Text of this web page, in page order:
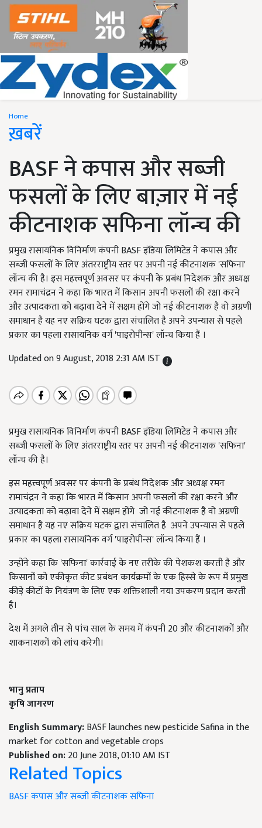
Home
ख़बरें
BASF ने कपास और सब्जी
फसलों के लिए बाज़ार में नई
कीटनाशक सफिना लॉन्च की
प्रमुख रासायनिक विनिर्माण कंपनी BASF इंडिया लिमिटेड ने कपास और
सब्जी फसलों के लिए अंतरराष्ट्रीय स्तर पर अपनी नई कीटनाशक 'सफिना'
लॉन्च की है। इस महत्त्वपूर्ण अवसर पर कंपनी के प्रबंध निदेशक और अध्यक्ष
रमन रामाचंद्रन ने कहा कि भारत में किसान अपनी फसलों की रक्षा करने
और उत्पादकता को बढ़ावा देने में सक्षम होंगे जो नई कीटनाशक है वो अग्रणी
समाधान है यह नए सक्रिय घटक द्वारा संचालित है अपने उपन्यास से पहले
प्रकार का पहला रासायनिक वर्ग 'पाइरोपीन्स' लॉन्च किया हैं ।
Updated on 9 August, 2018 2:31 AM IST
प्रमुख रासायनिक विनिर्माण कंपनी BASF इंडिया लिमिटेड ने कपास और
सब्जी फसलों के लिए अंतरराष्ट्रीय स्तर पर अपनी नई कीटनाशक 'सफिना'
लॉन्च की है।
इस महत्त्वपूर्ण अवसर पर कंपनी के प्रबंध निदेशक और अध्यक्ष रमन
रामाचंद्रन ने कहा कि भारत में किसान अपनी फसलों की रक्षा करने और
उत्पादकता को बढ़ावा देने में सक्षम होंगे जो नई कीटनाशक है वो अग्रणी
समाधान है यह नए सक्रिय घटक द्वारा संचालित है अपने उपन्यास से पहले
प्रकार का पहला रासायनिक वर्ग 'पाइरोपीन्स' लॉन्च किया हैं ।
उन्होंने कहा कि 'सफिना' कार्रवाई के नए तरीके की पेशकश करती है और
किसानों को एकीकृत कीट प्रबंधन कार्यक्रमों के एक हिस्से के रूप में प्रमुख
कीड़े कीटों के नियंत्रण के लिए एक शक्तिशाली नया उपकरण प्रदान करती
है।
देश में अगले तीन से पांच साल के समय में कंपनी 20 और कीटनाशकों और
शाकनाशकों को लांच करेगी।
भानु प्रताप
कृषि जागरण
English Summary:BASF launches new pesticide Safina in the
market for cotton and vegetable crops
Published on:20 June 2018, 01:10 AM IST
Related Topics
BASFकपास और सब्जीकीटनाशक सफिना